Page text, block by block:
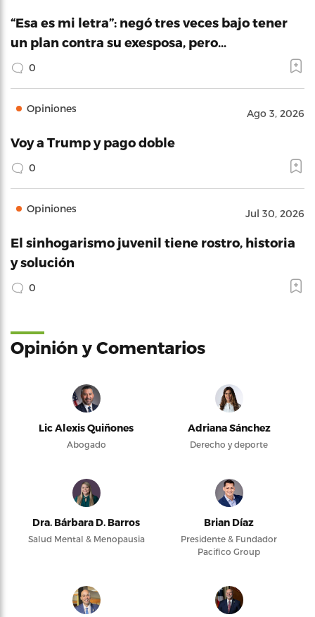
“Esa es mi letra”: negó tres veces bajo tener
un plan contra su exesposa, pero…
0
Opiniones Ago 3, 2026
Voy a Trump y pago doble
0
Opiniones Jul 30, 2026
El sinhogarismo juvenil tiene rostro, historia
y solución
0
Opinión y Comentarios
Lic Alexis Quiñones
Abogado
Adriana Sánchez
Derecho y deporte
Dra. Bárbara D. Barros
Salud Mental & Menopausia
Brian Díaz
Presidente & Fundador
Pacifico Group